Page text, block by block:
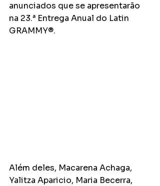
anunciados que se apresentarão
na 23.ª Entrega Anual do Latin
GRAMMY®.
Além deles, Macarena Achaga,
Yalitza Aparicio, Maria Becerra,